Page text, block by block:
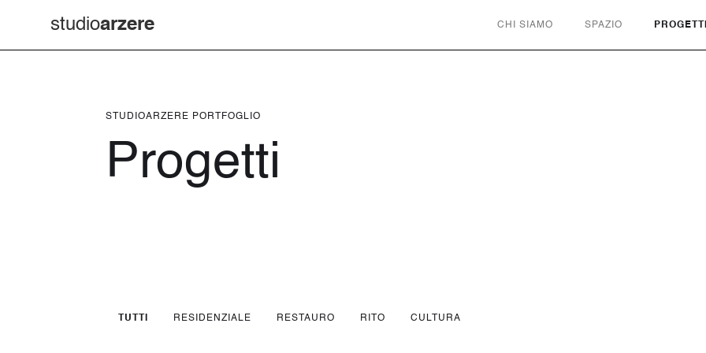
studioarzere CHI SIAMO SPAZIO PROGETTI
STUDIOARZERE PORTFOGLIO
Progetti
TUTTI RESIDENZIALE RESTAURO RITO CULTURA